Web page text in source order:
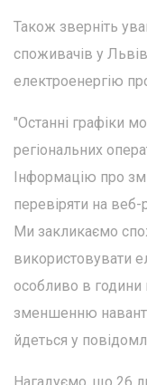
Також зверніть
споживачів у
електроенергію
"Останні графіки
регіональних
Інформацію про
перевіряти на
Ми закликаємо
використовувати
особливо в години
зменшенню
йдеться у